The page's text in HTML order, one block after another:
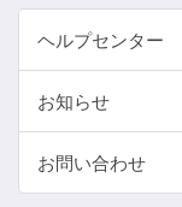
ヘルプセンター
お知らせ
お問い合わせ